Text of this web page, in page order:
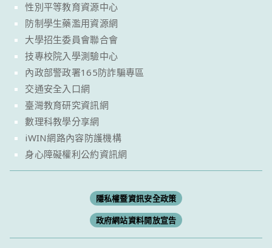
性別平等教育資源中心
防制學生藥濫用資源網
大學招生委員會聯合會
技專校院入學測驗中心
內政部警政署165防詐騙專區
交通安全入口網
臺灣教育研究資訊網
數理科教學分享網
iWIN網路內容防護機構
身心障礙權利公約資訊網
隱私權暨資訊安全政策
政府網站資料開放宣告